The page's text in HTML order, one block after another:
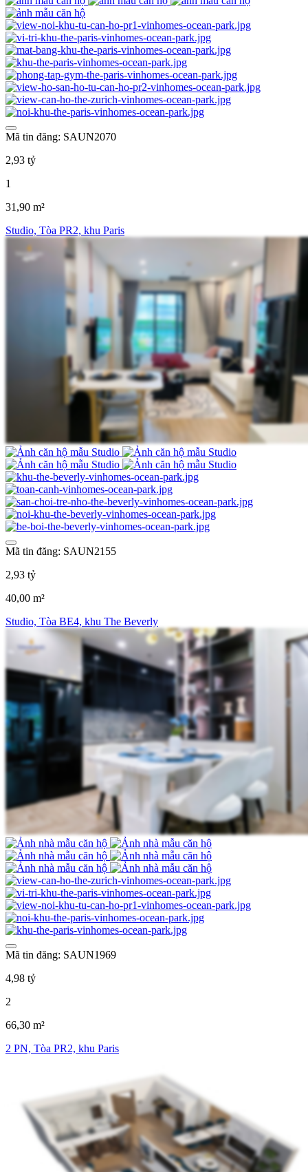
Mã tin đăng: SAUN2070
2,93 tỷ
1
31,90 m²
Studio, Tòa PR2, khu Paris
Mã tin đăng: SAUN2155
2,93 tỷ
40,00 m²
Studio, Tòa BE4, khu The Beverly
Mã tin đăng: SAUN1969
4,98 tỷ
2
66,30 m²
2 PN, Tòa PR2, khu Paris